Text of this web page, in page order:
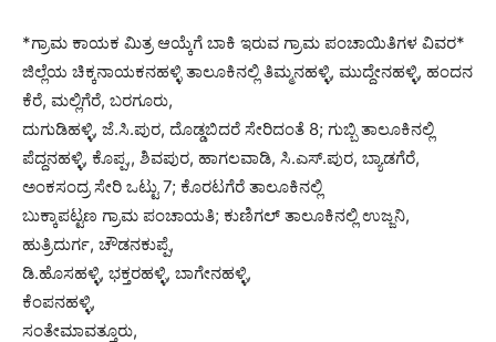
*ಗ್ರಾಮ ಕಾಯಕ ಮಿತ್ರ ಆಯ್ಕೆಗೆ ಬಾಕಿ ಇರುವ ಗ್ರಾಮ ಪಂಚಾಯಿತಿಗಳ ವಿವರ*
ಜಿಲ್ಲೆಯ ಚಿಕ್ಕನಾಯಕನಹಳ್ಳಿ ತಾಲೂಕಿನಲ್ಲಿ ತಿಮ್ಮನಹಳ್ಳಿ, ಮುದ್ದೇನಹಳ್ಳಿ, ಹಂದನ
ಕೆರೆ, ಮಲ್ಲಿಗೆರೆ, ಬರಗೂರು,
ದುಗುಡಿಹಳ್ಳಿ, ಜೆ.ಸಿ.ಪುರ, ದೊಡ್ಡಬಿದರೆ ಸೇರಿದಂತೆ 8; ಗುಬ್ಬಿ ತಾಲೂಕಿನಲ್ಲಿ
ಪೆದ್ದನಹಳ್ಳಿ, ಕೊಪ್ಪ,, ಶಿವಪುರ, ಹಾಗಲವಾಡಿ, ಸಿ.ಎಸ್.ಪುರ, ಬ್ಯಾಡಗೆರೆ,
ಅಂಕಸಂದ್ರ ಸೇರಿ ಒಟ್ಟು 7; ಕೊರಟಗೆರೆ ತಾಲೂಕಿನಲ್ಲಿ
ಬುಕ್ಕಾಪಟ್ಟಣ ಗ್ರಾಮ ಪಂಚಾಯತಿ; ಕುಣಿಗಲ್ ತಾಲೂಕಿನಲ್ಲಿ ಉಜ್ಜನಿ,
ಹುತ್ರಿದುರ್ಗ, ಚೌಡನಕುಪ್ಪೆ,
ಡಿ.ಹೊಸಹಳ್ಳಿ, ಭಕ್ತರಹಳ್ಳಿ, ಬಾಗೇನಹಳ್ಳಿ,
ಕೆಂಪನಹಳ್ಳಿ,
ಸಂತೇಮಾವತ್ತೂರು,